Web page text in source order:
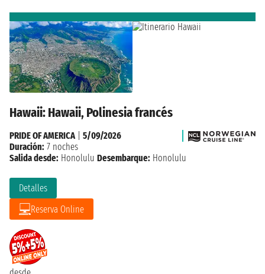
Hawaii: Hawaii, Polinesia francés
Detalles
Reserva Online
PRIDE OF AMERICA| 5/09/2026
Duración: 7 noches
Salida desde: Honolulu Desembarque: Honolulu